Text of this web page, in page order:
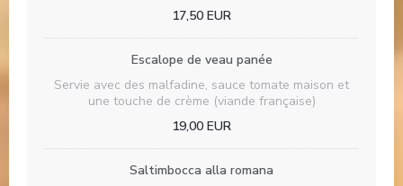
17,50 EUR
Escalope de veau panée
Servie avec des malfadine, sauce tomate maison et
une touche de crème (viande française)
19,00 EUR
Saltimbocca alla romana